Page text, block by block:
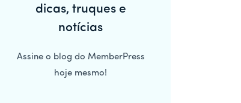
principal
dicas, truques e
notícias
Assine o blog do MemberPress
hoje mesmo!